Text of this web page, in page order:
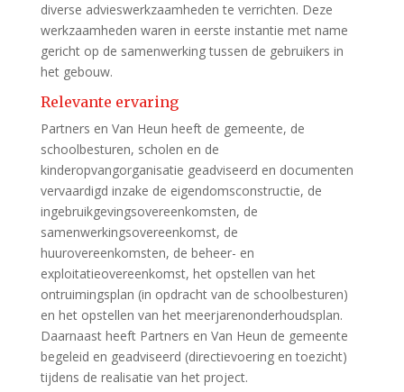
diverse advieswerkzaamheden te verrichten. Deze
werkzaamheden waren in eerste instantie met name
gericht op de samenwerking tussen de gebruikers in
het gebouw.
Relevante ervaring
Partners en Van Heun heeft de gemeente, de
schoolbesturen, scholen en de
kinderopvangorganisatie geadviseerd en documenten
vervaardigd inzake de eigendomsconstructie, de
ingebruikgevingsovereenkomsten, de
samenwerkingsovereenkomst, de
huurovereenkomsten, de beheer- en
exploitatieovereenkomst, het opstellen van het
ontruimingsplan (in opdracht van de schoolbesturen)
en het opstellen van het meerjarenonderhoudsplan.
Daarnaast heeft Partners en Van Heun de gemeente
begeleid en geadviseerd (directievoering en toezicht)
tijdens de realisatie van het project.